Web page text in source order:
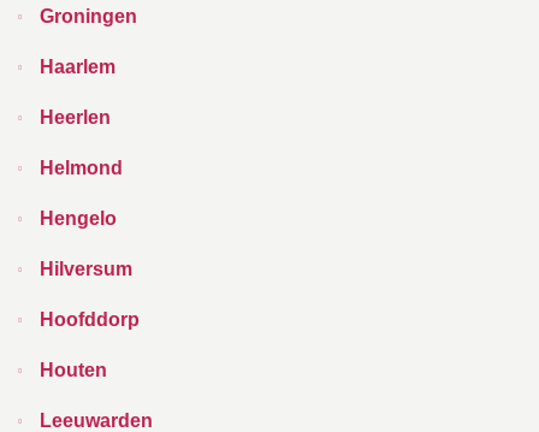
Groningen
Haarlem
Heerlen
Helmond
Hengelo
Hilversum
Hoofddorp
Houten
Leeuwarden